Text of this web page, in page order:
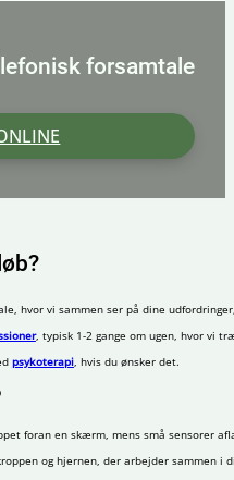
forsamtale
hvor vi sammen ser på dine
, typisk 1-2 gange om ugen, hvor vi
psykoterapi, hvis du ønsker det.
foran en skærm, mens små
og hjernen, der arbejder sammen